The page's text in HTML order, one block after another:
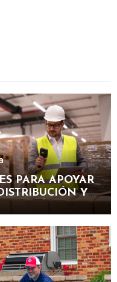
PARA APOYAR
Y
EN